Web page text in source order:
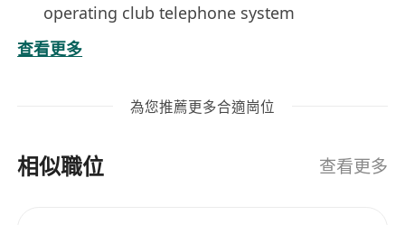
operating club telephone system
Handle reservation and confirmation for club
events
reception and provide directory service to
Interact with Members to obtain feedback
查看更多
為您推薦更多合適崗位
相似職位 查看更多